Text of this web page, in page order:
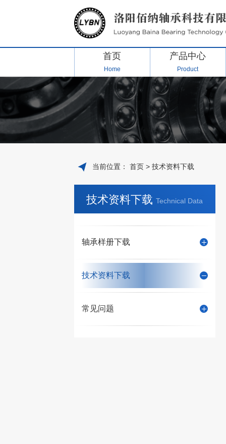
首页
Home
产品中心
Product
当前位置： 首页> 技术资料下载
技术资料下载 Technical Data
轴承样册下载
技术资料下载
常见问题